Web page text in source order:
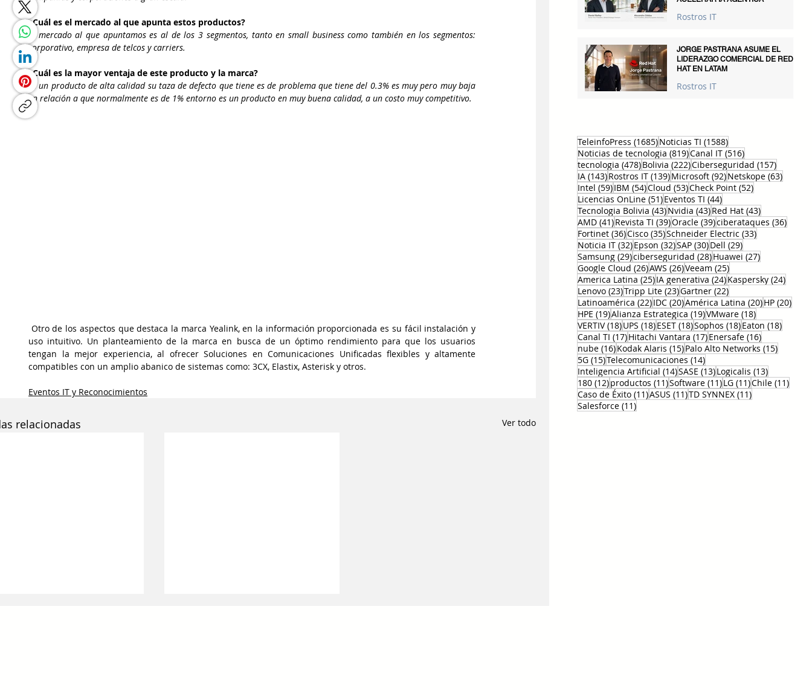
¿Cuál es el mercado al que apunta estos productos?
El mercado al que apuntamos es al de los 3 segmentos, tanto en small business como también en los segmentos:
corporativo, empresa de telcos y carriers.
¿Cuál es la mayor ventaja de este producto y la marca?
Es un producto de alta calidad su taza de defecto que tiene es de problema que tiene del 0.3% es muy pero muy baja
en relación a que normalmente es de 1% entorno es un producto en muy buena calidad, a un costo muy competitivo.
uso intuitivo. Un planteamiento de la marca en busca de un óptimo rendimiento para que los usuarios
tengan la mejor experiencia, al ofrecer Soluciones en Comunicaciones Unificadas flexibles y altamente
compatibles con un amplio abanico de sistemas como: 3CX, Elastix, Asterisk y otros.
Eventos IT y Reconocimientos
relacionadas Ver todo
Rostros IT
JORGE PASTRANA ASUME EL
LIDERAZGO COMERCIAL DE RED
HAT EN LATAM
Rostros IT
TeleinfoPress (1685)1685 entradas
Noticias TI (1588)1588 entradas
Noticias de tecnologia (819)819 entradas
Canal IT (516)516 entradas
tecnologia (478)478 entradas
Bolivia (222)222 entradas
Ciberseguridad (157)157
IA (143)143 entradas
Rostros IT (139)139 entradas
Microsoft (92)92 entradas
Netskope (63)63
Intel (59)59 entradas
IBM (54)54 entradas
Cloud (53)53 entradas
Check Point (52)52 entradas
Licencias OnLine (51)51 entradas
Eventos TI (44)44 entradas
Tecnologia Bolivia (43)43 entradas
Nvidia (43)43 entradas
Red Hat (43)43 entradas
AMD (41)41 entradas
Revista TI (39)39 entradas
Oracle (39)39 entradas
ciberataques (36)36
Fortinet (36)36 entradas
Cisco (35)35 entradas
Schneider Electric (33)33 entradas
Noticia IT (32)32 entradas
Epson (32)32 entradas
SAP (30)30 entradas
Dell (29)29 entradas
Samsung (29)29 entradas
ciberseguridad (28)28 entradas
Huawei (27)27 entradas
Google Cloud (26)26 entradas
AWS (26)26 entradas
Veeam (25)25 entradas
America Latina (25)25 entradas
IA generativa (24)24 entradas
Kaspersky (24)24
Lenovo (23)23 entradas
Tripp Lite (23)23 entradas
Gartner (22)22 entradas
Latinoamérica (22)22 entradas
IDC (20)20 entradas
América Latina (20)20 entradas
HP (20)20
HPE (19)19 entradas
Alianza Estrategica (19)19 entradas
VMware (18)18 entradas
VERTIV (18)18 entradas
UPS (18)18 entradas
ESET (18)18 entradas
Sophos (18)18 entradas
Eaton (18)18
Canal TI (17)17 entradas
Hitachi Vantara (17)17 entradas
Enersafe (16)16 entradas
nube (16)16 entradas
Kodak Alaris (15)15 entradas
Palo Alto Networks (15)15
5G (15)15 entradas
Telecomunicaciones (14)14 entradas
Inteligencia Artificial (14)14 entradas
SASE (13)13 entradas
Logicalis (13)13
180 (12)12 entradas
productos (11)11 entradas
Software (11)11 entradas
LG (11)11 entradas
Chile (11)11
Caso de Éxito (11)11 entradas
ASUS (11)11 entradas
TD SYNNEX (11)11 entradas
Salesforce (11)11 entradas